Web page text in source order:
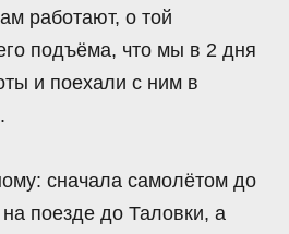
работают, о той
подъёма, что мы в 2 дня
и поехали с ним в
сначала самолётом до
поезде до Таловки, а